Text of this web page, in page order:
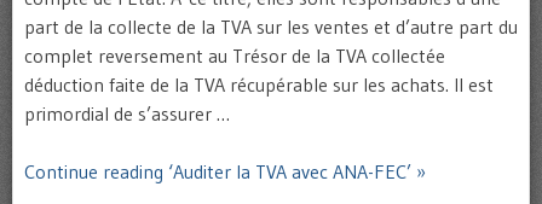
part de la collecte de la TVA sur les ventes et d’autre part du
complet reversement au Trésor de la TVA collectée
déduction faite de la TVA récupérable sur les achats. Il est
primordial de s’assurer …
Continue reading ‘Auditer la TVA avec ANA-FEC’ »